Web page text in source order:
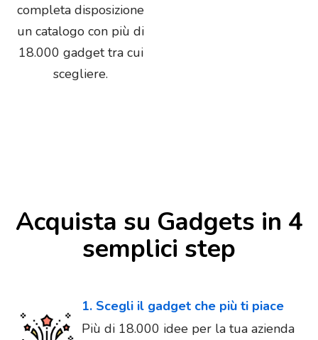
completa disposizione
un catalogo con più di
18.000 gadget tra cui
scegliere.
Acquista su Gadgets in 4
semplici step
1. Scegli il gadget che più ti piace
Più di 18.000 idee per la tua azienda